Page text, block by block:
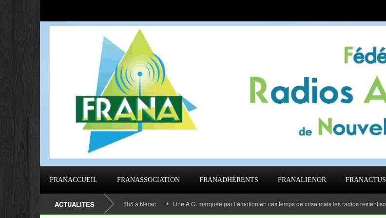
FRANACCUEIL FRANASSOCIATION FRANADHÉRENTS FRANALIENOR FRANACTUS
ACTUALITES
GÉNÉRALE 2023 de 9h40 à 16h5 à Nérac Une A.G. marquée par l’émotion en ces temps de crise mais les radios restent soudées